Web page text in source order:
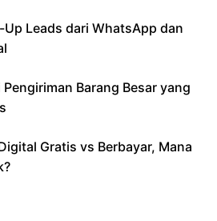
Leads dari WhatsApp dan
Barang Besar yang
Gratis vs Berbayar, Mana